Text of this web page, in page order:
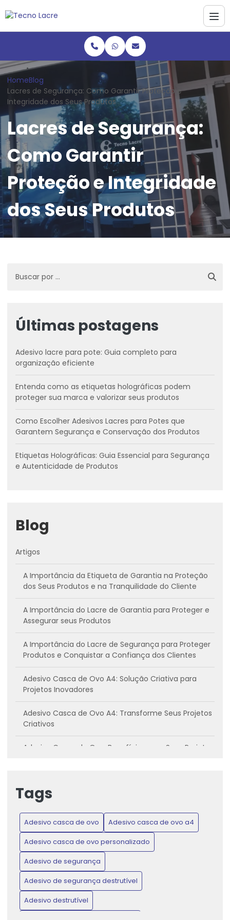
HomeBlog
Lacres de Segurança: Como Garantir Proteção e
Integridade dos Seus Produtos
Lacres de Segurança:
Como Garantir
Proteção e Integridade
dos Seus Produtos
Últimas postagens
Adesivo lacre para pote: Guia completo para
organização eficiente
Entenda como as etiquetas holográficas podem
proteger sua marca e valorizar seus produtos
Como Escolher Adesivos Lacres para Potes que
Garantem Segurança e Conservação dos Produtos
Etiquetas Holográficas: Guia Essencial para Segurança
e Autenticidade de Produtos
Blog
Artigos
A Importância da Etiqueta de Garantia na Proteção
dos Seus Produtos e na Tranquilidade do Cliente
A Importância do Lacre de Garantia para Proteger e
Assegurar seus Produtos
A Importância do Lacre de Segurança para Proteger
Produtos e Conquistar a Confiança dos Clientes
Adesivo Casca de Ovo A4: Solução Criativa para
Projetos Inovadores
Adesivo Casca de Ovo A4: Transforme Seus Projetos
Criativos
Adesivo Casca de Ovo: Benefícios para Seus Projetos
como utilizar
Adesivo Casca de Ovo: Inovação para Projetos
Criativos e Práticos
Adesivo Casca de Ovo: Proteja Produtos e Ganhe
Confiança do Consumidor
Adesivo Casca de Ovo: Transforme Seus Projetos de
Artesanato e Decoração
Tags
Adesivo casca de ovo
Adesivo casca de ovo a4
Adesivo casca de ovo personalizado
Adesivo de segurança
Adesivo de segurança destrutível
Adesivo destrutível